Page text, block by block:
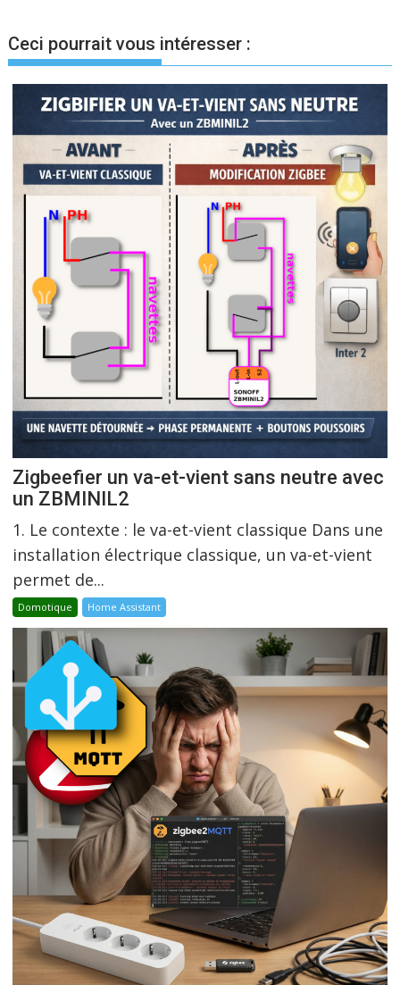
Ceci pourrait vous intéresser :
Zigbeefier un va-et-vient sans neutre avec
un ZBMINIL2
1. Le contexte : le va-et-vient classique Dans une
installation électrique classique, un va-et-vient
permet de...
Domotique Home Assistant